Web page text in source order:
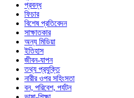
প্রবন্ধ
ফিচার
বিশেষ প্রতিবেদন
সাক্ষাতকার
অন্য মিডিয়া
ইতিহাস
জীবন-যাপন
তথ্য প্রযুক্তি
নারীর ওপর সহিংসতা
বন, পরিবেশ, পর্যটন